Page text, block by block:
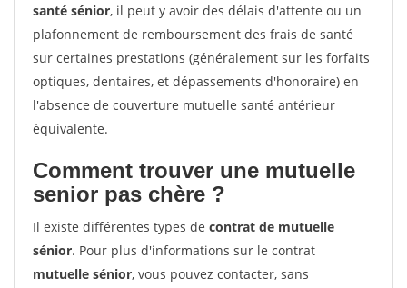
santé sénior, il peut y avoir des délais d'attente ou un
plafonnement de remboursement des frais de santé
sur certaines prestations (généralement sur les forfaits
optiques, dentaires, et dépassements d'honoraire) en
l'absence de couverture mutuelle santé antérieur
équivalente.
Comment trouver une mutuelle
senior pas chère ?
Il existe différentes types de contrat de mutuelle
sénior. Pour plus d'informations sur le contrat
mutuelle sénior, vous pouvez contacter, sans